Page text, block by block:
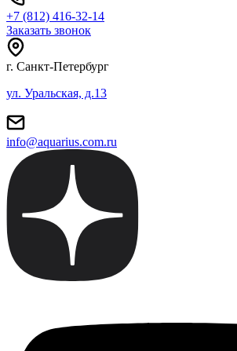
+7 (812) 416-32-14
Заказать звонок
г. Санкт-Петербург
ул. Уральская, д.13
info@aquarius.com.ru